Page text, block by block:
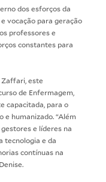
dos esforços da
vocação para geração
professores e
constantes para
Zaffari, este
de Enfermagem,
capacitada, para o
e humanizado. “Além
e líderes na
tecnologia e da
contínuas na